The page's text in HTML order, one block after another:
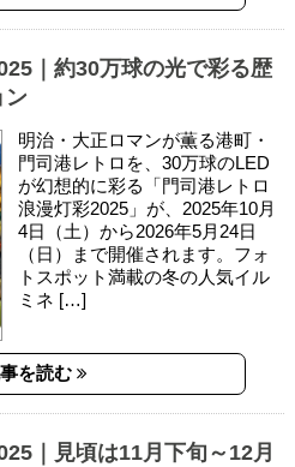
｜約30万球の光で彩る歴
ン
明治・大正ロマンが薫る港町・
門司港レトロを、30万球のLED
が幻想的に彩る「門司港レトロ
浪漫灯彩2025」が、2025年10月
4日（土）から2026年5月24日
（日）まで開催されます。フォ
トスポット満載の冬の人気イル
ミネ […]
を読む
｜見頃は11月下旬～12月